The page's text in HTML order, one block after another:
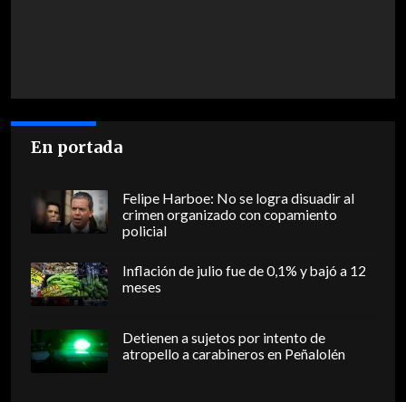
En portada
Felipe Harboe: No se logra disuadir al
crimen organizado con copamiento
policial
Inflación de julio fue de 0,1% y bajó a 12
meses
Detienen a sujetos por intento de
atropello a carabineros en Peñalolén